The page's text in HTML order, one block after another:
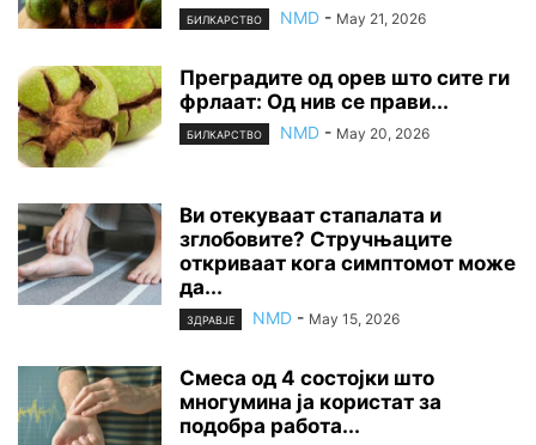
БИЛКАРСТВО NMD - May 21, 2026
Преградите од орев што сите ги
фрлаат: Од нив се прави...
БИЛКАРСТВО NMD - May 20, 2026
Ви отекуваат стапалата и
зглобовите? Стручњаците
откриваат кога симптомот може
да...
ЗДРАВЈЕ NMD - May 15, 2026
Смеса од 4 состојки што
многумина ја користат за
подобра работа...